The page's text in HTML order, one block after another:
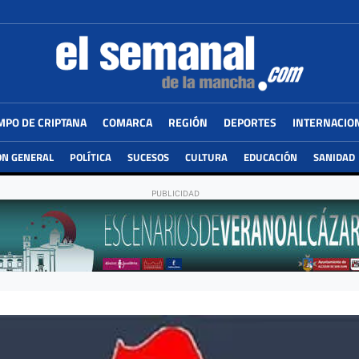
DE CRIPTANA COMARCA REGIÓN DEPORTES
GENERAL POLÍTICA SUCESOS CULTURA EDUCACIÓN SANIDAD